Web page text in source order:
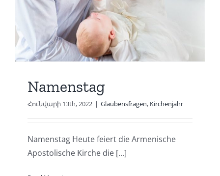
Namenstag
Հունվարի 13th, 2022 | Glaubensfragen, Kirchenjahr
Namenstag Heute feiert die Armenische
Apostolische Kirche die [...]